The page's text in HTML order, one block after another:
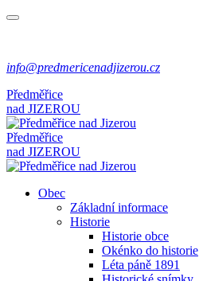
info@predmericenadjizerou.cz
Předměřice
nad JIZEROU
Předměřice
nad JIZEROU
Obec
Základní informace
Historie
Historie obce
Okénko do historie
Léta páně 1891